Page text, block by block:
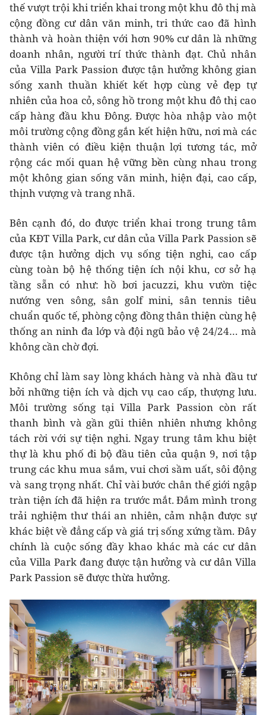
thế vượt trội khi triển khai trong một khu đô thị mà
cộng đồng cư dân văn minh, tri thức cao đã hình
thành và hoàn thiện với hơn 90% cư dân là những
doanh nhân, người trí thức thành đạt. Chủ nhân
của Villa Park Passion được tận hưởng không gian
sống xanh thuần khiết kết hợp cùng vẻ đẹp tự
nhiên của hoa cỏ, sông hồ trong một khu đô thị cao
cấp hàng đầu khu Đông. Được hòa nhập vào một
môi trường cộng đồng gắn kết hiện hữu, nơi mà các
thành viên có điều kiện thuận lợi tương tác, mở
rộng các mối quan hệ vững bền cùng nhau trong
một không gian sống văn minh, hiện đại, cao cấp,
thịnh vượng và trang nhã.
Bên cạnh đó, do được triển khai trong trung tâm
của KĐT Villa Park, cư dân của Villa Park Passion sẽ
được tận hưởng dịch vụ sống tiện nghi, cao cấp
cùng toàn bộ hệ thống tiện ích nội khu, cơ sở hạ
tầng sẵn có như: hồ bơi jacuzzi, khu vườn tiệc
nướng ven sông, sân golf mini, sân tennis tiêu
chuẩn quốc tế, phòng cộng đồng thân thiện cùng hệ
thống an ninh đa lớp và đội ngũ bảo vệ 24/24… mà
không cần chờ đợi.
Không chỉ làm say lòng khách hàng và nhà đầu tư
bởi những tiện ích và dịch vụ cao cấp, thượng lưu.
Môi trường sống tại Villa Park Passion còn rất
thanh bình và gần gũi thiên nhiên nhưng không
tách rời với sự tiện nghi. Ngay trung tâm khu biệt
thự là khu phố đi bộ đầu tiên của quận 9, nơi tập
trung các khu mua sắm, vui chơi sầm uất, sôi động
và sang trọng nhất. Chỉ vài bước chân thế giới ngập
tràn tiện ích đã hiện ra trước mắt. Đắm mình trong
trải nghiệm thư thái an nhiên, cảm nhận được sự
khác biệt về đẳng cấp và giá trị sống xứng tầm. Đây
chính là cuộc sống đầy khao khác mà các cư dân
của Villa Park đang được tận hưởng và cư dân Villa
Park Passion sẽ được thừa hưởng.